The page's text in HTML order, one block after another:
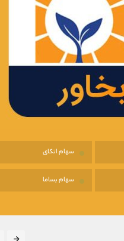
سهام اتکای
سهام بساما